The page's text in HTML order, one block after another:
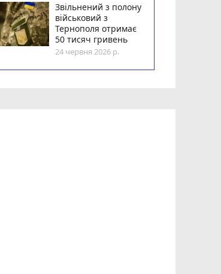
Звільнений з полону
військовий з
Тернополя отримає
50 тисяч гривень
24 червня 2026 р.